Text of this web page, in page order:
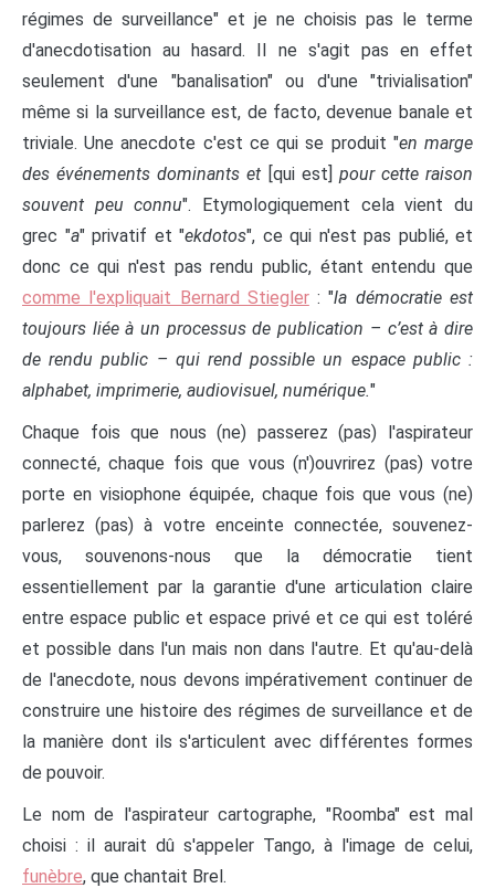
régimes de surveillance" et je ne choisis pas le terme
d'anecdotisation au hasard. Il ne s'agit pas en effet
seulement d'une "banalisation" ou d'une "trivialisation"
même si la surveillance est, de facto, devenue banale et
triviale. Une anecdote c'est ce qui se produit "en marge
des événements dominants et [qui est] pour cette raison
souvent peu connu". Etymologiquement cela vient du
grec "a" privatif et "ekdotos", ce qui n'est pas publié, et
donc ce qui n'est pas rendu public, étant entendu que
comme l'expliquait Bernard Stiegler: "la démocratie est
toujours liée à un processus de publication – c’est à dire
de rendu public – qui rend possible un espace public :
alphabet, imprimerie, audiovisuel, numérique."
Chaque fois que nous (ne) passerez (pas) l'aspirateur
connecté, chaque fois que vous (n')ouvrirez (pas) votre
porte en visiophone équipée, chaque fois que vous (ne)
parlerez (pas) à votre enceinte connectée, souvenez-
vous, souvenons-nous que la démocratie tient
essentiellement par la garantie d'une articulation claire
entre espace public et espace privé et ce qui est toléré
et possible dans l'un mais non dans l'autre. Et qu'au-delà
de l'anecdote, nous devons impérativement continuer de
construire une histoire des régimes de surveillance et de
la manière dont ils s'articulent avec différentes formes
de pouvoir.
Le nom de l'aspirateur cartographe, "Roomba" est mal
choisi : il aurait dû s'appeler Tango, à l'image de celui,
funèbre, que chantait Brel.